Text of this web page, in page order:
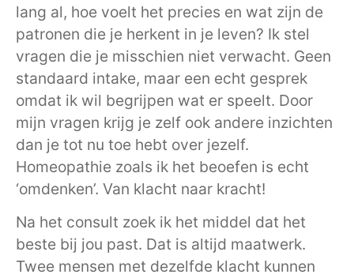
lang al, hoe voelt het precies en wat zijn de
patronen die je herkent in je leven? Ik stel
vragen die je misschien niet verwacht. Geen
standaard intake, maar een echt gesprek
omdat ik wil begrijpen wat er speelt. Door
mijn vragen krijg je zelf ook andere inzichten
dan je tot nu toe hebt over jezelf.
Homeopathie zoals ik het beoefen is echt
‘omdenken’. Van klacht naar kracht!
Na het consult zoek ik het middel dat het
beste bij jou past. Dat is altijd maatwerk.
Twee mensen met dezelfde klacht kunnen